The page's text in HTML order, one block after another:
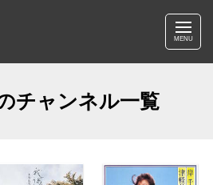
MENU
チャンネル一覧